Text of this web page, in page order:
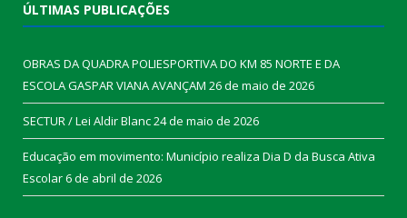
ÚLTIMAS PUBLICAÇÕES
OBRAS DA QUADRA POLIESPORTIVA DO KM 85 NORTE E DA
ESCOLA GASPAR VIANA AVANÇAM 26 de maio de 2026
SECTUR / Lei Aldir Blanc24 de maio de 2026
Educação em movimento: Município realiza Dia D da Busca Ativa
Escolar6 de abril de 2026